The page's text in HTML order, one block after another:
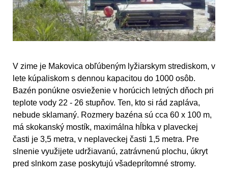
V zime je Makovica obľúbeným lyžiarskym strediskom, v
lete kúpaliskom s dennou kapacitou do 1000 osôb.
Bazén ponúkne osvieženie v horúcich letných dňoch pri
teplote vody 22 - 26 stupňov. Ten, kto si rád zapláva,
nebude sklamaný. Rozmery bazéna sú cca 60 x 100 m,
má skokanský mostík, maximálna hĺbka v plaveckej
časti je 3,5 metra, v neplaveckej časti 1,5 metra. Pre
slnenie využijete udržiavanú, zatrávnenú plochu, úkryt
pred slnkom zase poskytujú všadeprítomné stromy.